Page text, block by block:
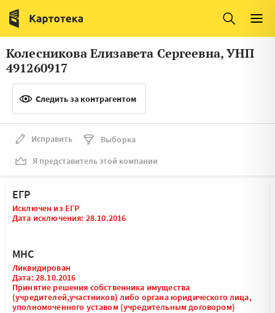
Италия
Люксембург
Литва
Латвия
Словения
Франция
Швеция
Мальта
Колесникова Елизавета Сергеевна, УНП
491260917
Следить за контрагентом
Исправить
Выборка
Я представитель этой компании
ЕГР
Исключен из ЕГР
Дата исключения: 28.10.2016
МНС
Ликвидирован
Дата: 28.10.2016
Принятие решения собственника имущества
(учредителей,участников) либо органа юридического лица,
уполномоченного уставом (учредительным договором)